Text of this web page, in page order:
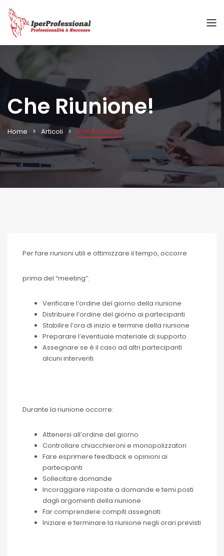
Che Riunione!
Home Articoli Che Riunione!
Per fare riunioni utili e ottimizzare il tempo, occorre
prima del “meeting”:
Verificare l’ordine del giorno della riunione
Distribuire l’ordine del giorno ai partecipanti
Stabilire l’ora di inizio e termine della riunione
Preparare l’eventuale materiale di supporto
Assegnare se è il caso ad altri partecipanti
alcuni interventi
Durante la riunione occorre:
Attenersi all’ordine del giorno
Controllare chiacchieroni e monopolizzatori
Fare esprimere feedback e opinioni ai
partecipanti
Sollecitare domande
Incoraggiare risposte a domande e temi posti
dagli argomenti della riunione
Far comprendere compiti assegnati
Iniziare e terminare la riunione negli orari previsti